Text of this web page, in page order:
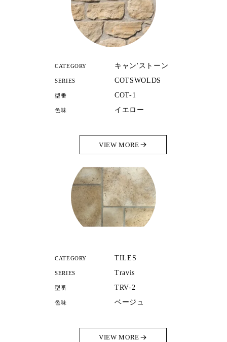
CATEGORY キャン'ストーン
SERIES COTSWOLDS
型番 COT-1
色味 イエロー
VIEW MORE
CATEGORY TILES
SERIES Travis
型番 TRV-2
色味 ベージュ
VIEW MORE